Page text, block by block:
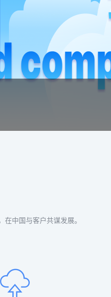
中国与客户共谋发展。